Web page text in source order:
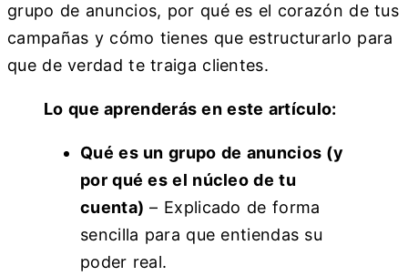
grupo de anuncios, por qué es el corazón de tus
campañas y cómo tienes que estructurarlo para
que de verdad te traiga clientes.
Lo que aprenderás en este artículo:
Qué es un grupo de anuncios (y
por qué es el núcleo de tu
cuenta) – Explicado de forma
sencilla para que entiendas su
poder real.